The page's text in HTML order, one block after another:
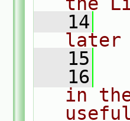
   14
later
   15
   16
in